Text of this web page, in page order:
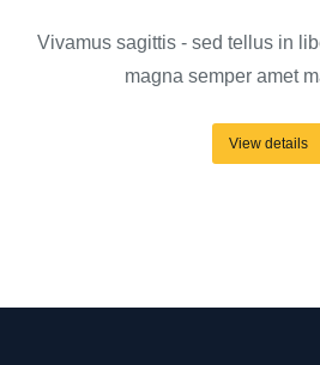
Vivamus sagittis - sed tellus in
magna semper amet
View details